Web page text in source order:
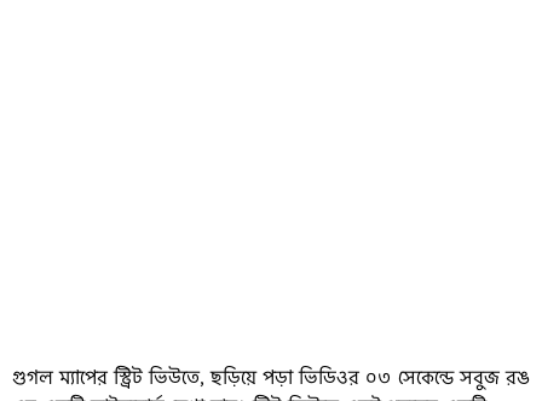
গুগল ম্যাপের স্ট্রিট ভিউতে, ছড়িয়ে পড়া ভিডিওর ০৩ সেকেন্ডে সবুজ রঙ